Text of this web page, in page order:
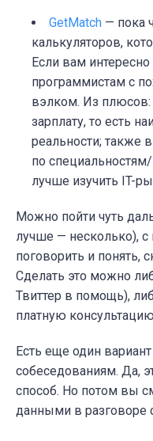
GetMatch — пока
калькуляторов,
Если вам интересно
программистам с
вэлком. Из
зарплату, то есть
реальности; также
по
лучше изучить IT-
Можно пойти чуть
лучше — несколько),
поговорить и понять,
Сделать это можно
Твиттер в помощь),
платную
Есть еще один
собеседованиям. Да,
способ. Но потом вы
данными в разговоре